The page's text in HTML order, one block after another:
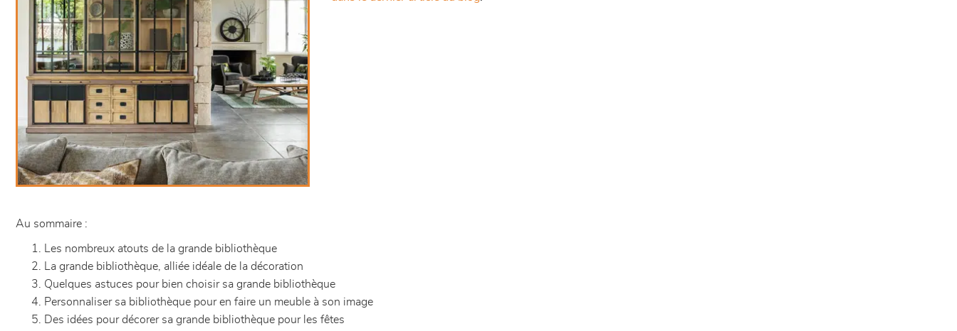
Au sommaire :
Les nombreux atouts de la grande bibliothèque
La grande bibliothèque, alliée idéale de la décoration
Quelques astuces pour bien choisir sa grande bibliothèque
Personnaliser sa bibliothèque pour en faire un meuble à son image
Des idées pour décorer sa grande bibliothèque pour les fêtes